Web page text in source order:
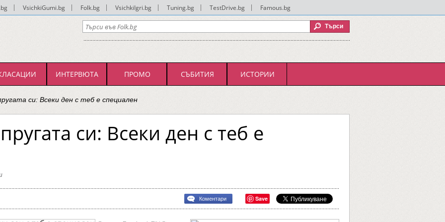
VsichkiGumi.bg Folk.bg VsichkiIgri.bg Tuning.bg TestDrive.bg Famous.bg
ИНТЕРВЮТА ПРОМО СЪБИТИЯ ИСТОРИИ
си: Всеки ден с теб е специален
си: Всеки ден с теб е
Коментари Save